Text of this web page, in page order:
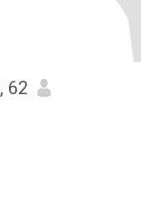
, 62